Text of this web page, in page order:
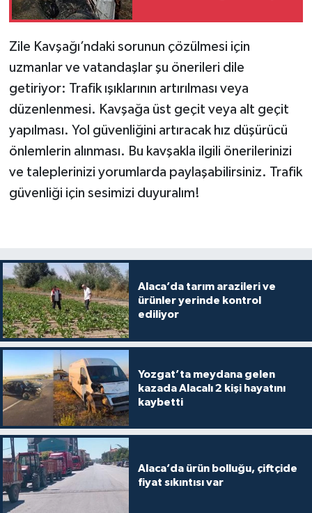
Zile Kavşağı’ndaki sorunun çözülmesi için
uzmanlar ve vatandaşlar şu önerileri dile
getiriyor: Trafik ışıklarının artırılması veya
düzenlenmesi. Kavşağa üst geçit veya alt geçit
yapılması. Yol güvenliğini artıracak hız düşürücü
önlemlerin alınması. Bu kavşakla ilgili önerilerinizi
ve taleplerinizi yorumlarda paylaşabilirsiniz. Trafik
güvenliği için sesimizi duyuralım!
Alaca’da tarım arazileri ve
ürünler yerinde kontrol
ediliyor
Yozgat’ta meydana gelen
kazada Alacalı 2 kişi hayatını
kaybetti
Alaca’da ürün bolluğu, çiftçide
fiyat sıkıntısı var